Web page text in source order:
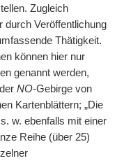
Zugleich
durch Veröffentlichung
Thätigkeit.
können hier nur
genannt werden,
NO-Gebirge von
Kartenblättern; „Die
w. ebenfalls mit einer
Reihe (über 25)